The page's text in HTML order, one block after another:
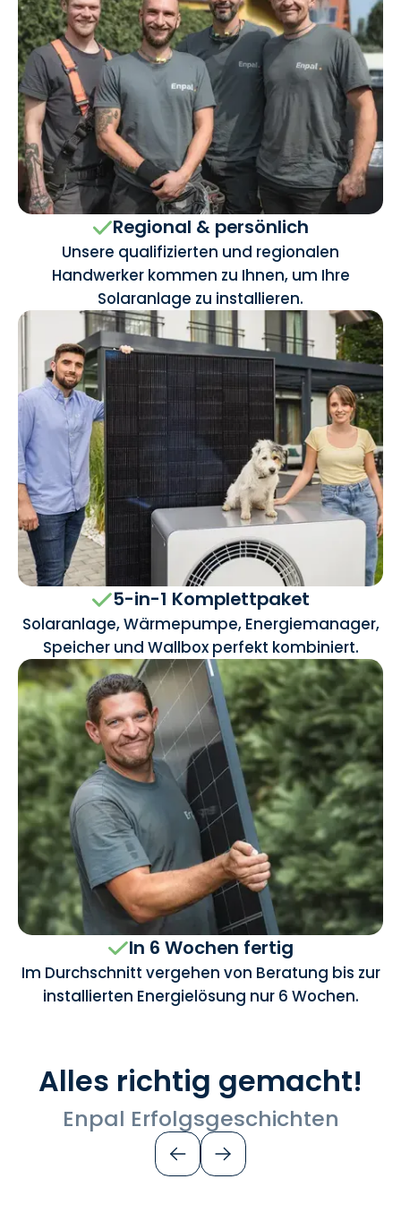
Regional & persönlich
Unsere qualifizierten und regionalen
Handwerker kommen zu Ihnen, um Ihre
Solaranlage zu installieren.
5-in-1 Komplettpaket
Solaranlage, Wärmepumpe, Energiemanager,
Speicher und Wallbox perfekt kombiniert.
In 6 Wochen fertig
Im Durchschnitt vergehen von Beratung bis zur
installierten Energielösung nur 6 Wochen.
Alles richtig gemacht!
‍Enpal Erfolgsgeschichten